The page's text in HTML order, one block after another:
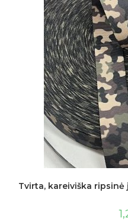
Tvirta, kareiviška ripsinė